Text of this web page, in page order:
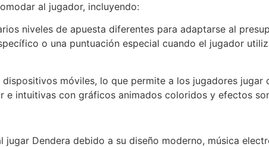
al jugador, incluyendo:
niveles de apuesta diferentes para adaptarse al
o una puntuación especial cuando el jugador
móviles, lo que permite a los jugadores jugar
e intuitivas con gráficos animados coloridos y efectos
Dendera debido a su diseño moderno, música